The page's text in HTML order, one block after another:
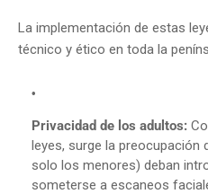
La implementación de estas
técnico y ético en toda la
Privacidad de los adultos:
leyes, surge la preocupación
solo los menores) deban
someterse a escaneos